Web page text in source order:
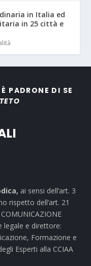
in Italia ed
in 25 città e
PADRONE DI SE
ai sensi dell’art. 3
rispetto dell’art. 21
legale e direttore:
Formazione e
Esperti alla CCIAA